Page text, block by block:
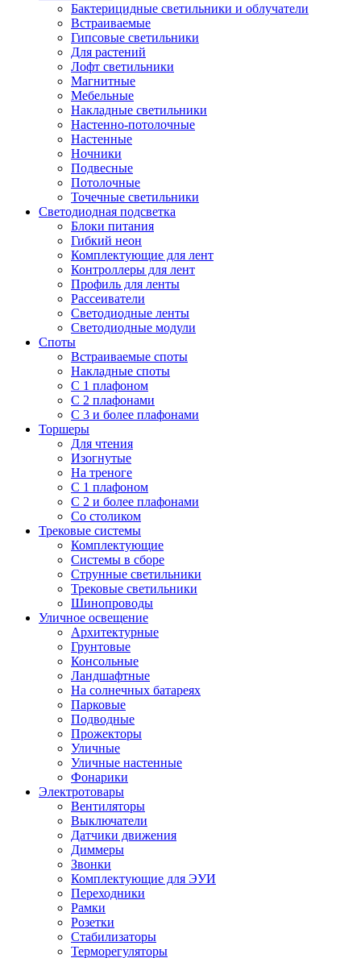
Бактерицидные светильники и облучатели
Встраиваемые
Гипсовые светильники
Для растений
Лофт светильники
Магнитные
Мебельные
Накладные светильники
Настенно-потолочные
Настенные
Ночники
Подвесные
Потолочные
Точечные светильники
Светодиодная подсветка
Блоки питания
Гибкий неон
Комплектующие для лент
Контроллеры для лент
Профиль для ленты
Рассеиватели
Светодиодные ленты
Светодиодные модули
Споты
Встраиваемые споты
Накладные споты
С 1 плафоном
С 2 плафонами
С 3 и более плафонами
Торшеры
Для чтения
Изогнутые
На треноге
С 1 плафоном
С 2 и более плафонами
Со столиком
Трековые системы
Комплектующие
Системы в сборе
Струнные светильники
Трековые светильники
Шинопроводы
Уличное освещение
Архитектурные
Грунтовые
Консольные
Ландшафтные
На солнечных батареях
Парковые
Подводные
Прожекторы
Уличные
Уличные настенные
Фонарики
Электротовары
Вентиляторы
Выключатели
Датчики движения
Диммеры
Звонки
Комплектующие для ЭУИ
Переходники
Рамки
Розетки
Стабилизаторы
Терморегуляторы